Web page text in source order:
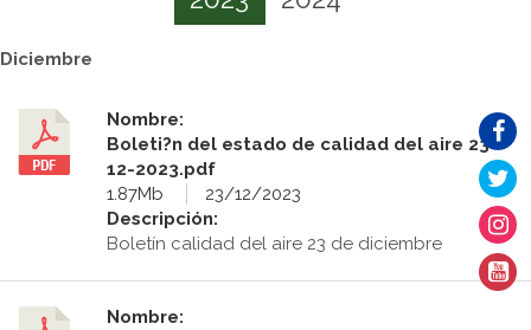
Diciembre
Nombre:
Boleti?n del estado de calidad del aire 23-
12-2023.pdf
1.87Mb
23/12/2023
Descripción:
Boletín calidad del aire 23 de diciembre
Nombre: